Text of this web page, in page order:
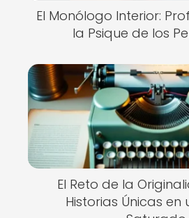
El Monólogo Interior:
la Psique de los
El Reto de la
Historias Únicas en